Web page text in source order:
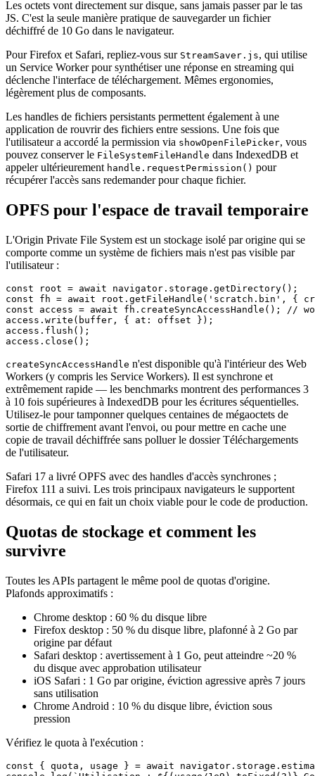
Les octets vont directement sur disque, sans jamais passer par le tas
JS. C'est la seule manière pratique de sauvegarder un fichier
déchiffré de 10 Go dans le navigateur.
Pour Firefox et Safari, repliez-vous sur StreamSaver.js, qui utilise
un Service Worker pour synthétiser une réponse en streaming qui
déclenche l'interface de téléchargement. Mêmes ergonomies,
légèrement plus de composants.
Les handles de fichiers persistants permettent également à une
application de rouvrir des fichiers entre sessions. Une fois que
l'utilisateur a accordé la permission via showOpenFilePicker, vous
pouvez conserver le FileSystemFileHandle dans IndexedDB et
appeler ultérieurement handle.requestPermission() pour
récupérer l'accès sans redemander pour chaque fichier.
OPFS pour l'espace de travail temporaire
L'Origin Private File System est un stockage isolé par origine qui se
comporte comme un système de fichiers mais n'est pas visible par
l'utilisateur :
const root = await navigator.storage.getDirectory();
const fh = await root.getFileHandle('scratch.bin', {
const access = await fh.createSyncAccessHandle(); //
access.write(buffer, { at: offset });
access.flush();
createSyncAccessHandle n'est disponible qu'à l'intérieur des Web
Workers (y compris les Service Workers). Il est synchrone et
extrêmement rapide — les benchmarks montrent des performances 3
à 10 fois supérieures à IndexedDB pour les écritures séquentielles.
Utilisez-le pour tamponner quelques centaines de mégaoctets de
sortie de chiffrement avant l'envoi, ou pour mettre en cache une
copie de travail déchiffrée sans polluer le dossier Téléchargements
de l'utilisateur.
Safari 17 a livré OPFS avec des handles d'accès synchrones ;
Firefox 111 a suivi. Les trois principaux navigateurs le supportent
désormais, ce qui en fait un choix viable pour le code de production.
Quotas de stockage et comment les
survivre
Toutes les APIs partagent le même pool de quotas d'origine.
Plafonds approximatifs :
Chrome desktop : 60 % du disque libre
Firefox desktop : 50 % du disque libre, plafonné à 2 Go par
origine par défaut
Safari desktop : avertissement à 1 Go, peut atteindre ~20 %
du disque avec approbation utilisateur
iOS Safari : 1 Go par origine, éviction agressive après 7 jours
sans utilisation
Chrome Android : 10 % du disque libre, éviction sous
pression
Vérifiez le quota à l'exécution :
const { quota, usage } = await